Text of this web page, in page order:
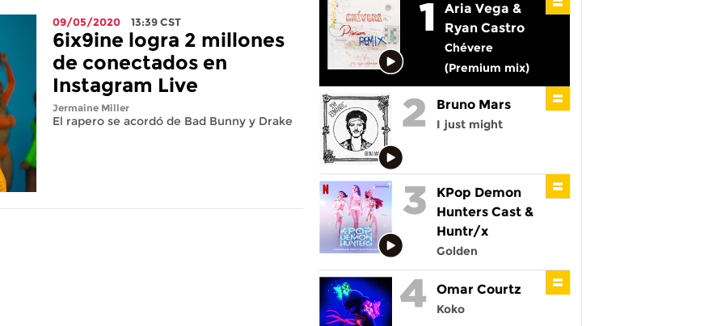
09/05/2020 13:39CST
6ix9ine logra 2 millones
de conectados en
Instagram Live
Jermaine Miller
El rapero se acordó de Bad Bunny y Drake
Aria Vega &
Ryan Castro
Chévere
(Premium mix)
Bruno Mars
I just might
KPop Demon
Hunters Cast &
Huntr/x
Golden
Omar Courtz
Koko